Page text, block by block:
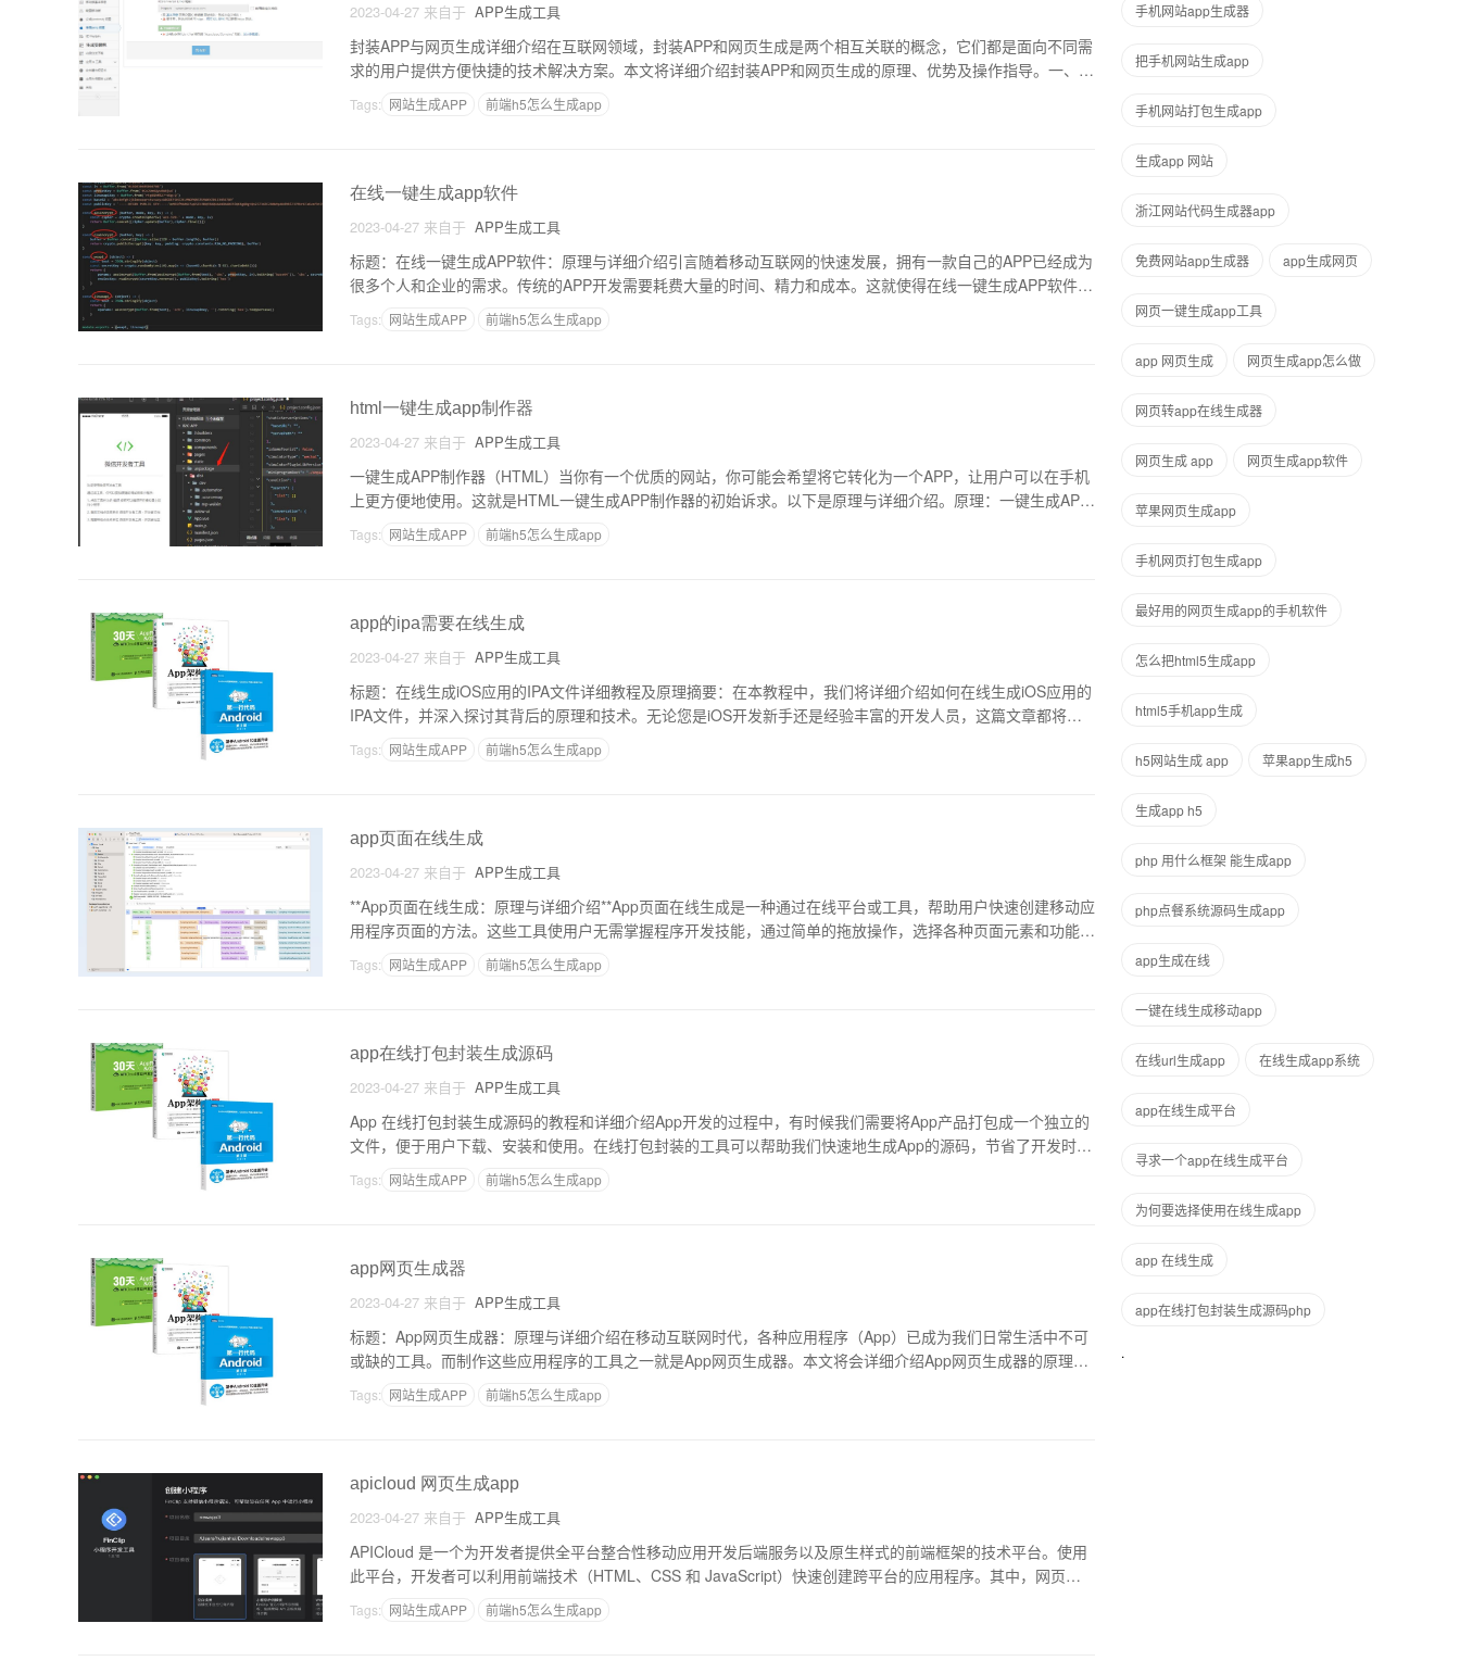
2023-04-27 来自于 APP生成工具
封装APP与网页生成详细介绍在互联网领域，封装APP和网页生成是两个相互关联的概念，它们都是面向不同需
求的用户提供方便快捷的技术解决方案。本文将详细介绍封装APP和网页生成的原理、优势及操作指导。一、封
装APP1. 定义封装APP是指将互联网站点（比如网页
Tags: 网站生成APP 前端h5怎么生成app
在线一键生成app软件
2023-04-27 来自于 APP生成工具
标题：在线一键生成APP软件：原理与详细介绍引言随着移动互联网的快速发展，拥有一款自己的APP已经成为
很多个人和企业的需求。传统的APP开发需要耗费大量的时间、精力和成本。这就使得在线一键生成APP软件成
为了一个非常有吸引力的解决方案。这些软件可以让您在短
Tags: 网站生成APP 前端h5怎么生成app
html一键生成app制作器
2023-04-27 来自于 APP生成工具
一键生成APP制作器（HTML）当你有一个优质的网站，你可能会希望将它转化为一个APP，让用户可以在手机
上更方便地使用。这就是HTML一键生成APP制作器的初始诉求。以下是原理与详细介绍。原理：一键生成APP
制作器，本质上是基于现有的HTML、CSS和Ja
Tags: 网站生成APP 前端h5怎么生成app
app的ipa需要在线生成
2023-04-27 来自于 APP生成工具
标题：在线生成iOS应用的IPA文件详细教程及原理摘要：在本教程中，我们将详细介绍如何在线生成iOS应用的
IPA文件，并深入探讨其背后的原理和技术。无论您是iOS开发新手还是经验丰富的开发人员，这篇文章都将帮
助您更好地理解和掌握生成IPA文件的流程。目录：
Tags: 网站生成APP 前端h5怎么生成app
app页面在线生成
2023-04-27 来自于 APP生成工具
**App页面在线生成：原理与详细介绍**App页面在线生成是一种通过在线平台或工具，帮助用户快速创建移动应
用程序页面的方法。这些工具使用户无需掌握程序开发技能，通过简单的拖放操作，选择各种页面元素和功能，
快速生成一个可用的App页面。以下是对其原理和详细
Tags: 网站生成APP 前端h5怎么生成app
app在线打包封装生成源码
2023-04-27 来自于 APP生成工具
App 在线打包封装生成源码的教程和详细介绍App开发的过程中，有时候我们需要将App产品打包成一个独立的
文件，便于用户下载、安装和使用。在线打包封装的工具可以帮助我们快速地生成App的源码，节省了开发时
间。在本文中，我们将详细介绍在线打包封装生成源码的原
Tags: 网站生成APP 前端h5怎么生成app
app网页生成器
2023-04-27 来自于 APP生成工具
标题：App网页生成器：原理与详细介绍在移动互联网时代，各种应用程序（App）已成为我们日常生活中不可
或缺的工具。而制作这些应用程序的工具之一就是App网页生成器。本文将会详细介绍App网页生成器的原理、
功能以及如何使用它来制作简单的应用程序。一、什么是A
Tags: 网站生成APP 前端h5怎么生成app
apicloud 网页生成app
2023-04-27 来自于 APP生成工具
APICloud 是一个为开发者提供全平台整合性移动应用开发后端服务以及原生样式的前端框架的技术平台。使用
此平台，开发者可以利用前端技术（HTML、CSS 和 JavaScript）快速创建跨平台的应用程序。其中，网页应
用程序可以轻松地生成为原生移动应用程
Tags: 网站生成APP 前端h5怎么生成app
手机网站app生成器
把手机网站生成app
手机网站打包生成app
生成app 网站
浙江网站代码生成器app
免费网站app生成器 app生成网页
网页一键生成app工具
app 网页生成 网页生成app怎么做
网页转app在线生成器
网页生成 app 网页生成app软件
苹果网页生成app
手机网页打包生成app
最好用的网页生成app的手机软件
怎么把html5生成app
html5手机app生成
h5网站生成 app 苹果app生成h5
生成app h5
php 用什么框架 能生成app
php点餐系统源码生成app
app生成在线
一键在线生成移动app
在线url生成app 在线生成app系统
app在线生成平台
寻求一个app在线生成平台
为何要选择使用在线生成app
app 在线生成
app在线打包封装生成源码php